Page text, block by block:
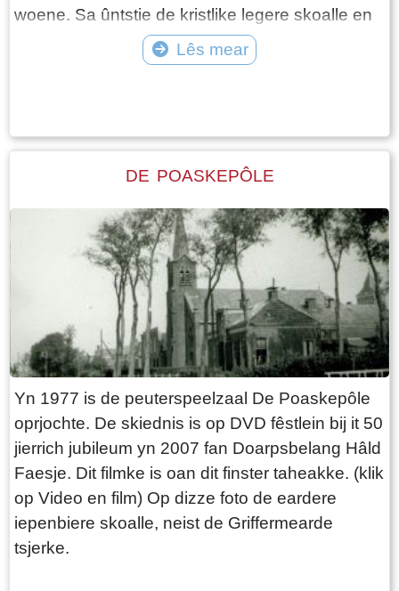
woene. Sa ûntstie de kristlike legere skoalle en
de kristlike beukerskoalle yn Easterein. De
earste 10 jier fan de Kristlike Skoalle yn
pioniersjierren fan it Kristlik Underwiis yn
Easterein (gemeente Hinnaarderadiel). De tekst
de perioade 1870–1880 en sketst in
libbenichbyld fan de maatskiplike, finansjele en
praktyske útdagings dêr't de doarpsmienskip
destiids foar stie. It dokumint is destiids sekuer
byhâlden troch sekretaris W. de Roos Oz. It
ferslach is gronologysk en tematysk opboud rûn
de folgjende 4 kearnpunten: De Oanlieding:
Untefredenheid ûnder otterdoks-kristlike
doarpsbewenners oer it ferdwinen fan de Bibel
út de iepenbiere skoalle fan master Baars. De
Realisaasje: De snelle oprjochting fan in
skoalbestjoer, it ferkrijen fan grûn, en de bou fan
de skoalle foar de som fan ƒ 2.395,- troch in
timmerfeint út Welsrip. Personele Útdagings: De
oanstelling fan haadûnderwizer A. Langhout en
Lês mear
DE POASKEPÔLE
Yn 1977 is de peuterspeelzaal De Poaskepôle
oprjochte. De skiednis is op DVD fêstlein bij it 50
jierrich jubileum yn 2007 fan Doarpsbelang Hâld
Faesje. Dit filmke is oan dit finster taheakke. (klik
op Video en film) Op dizze foto de eardere
iepenbiere skoalle, neist de Griffermearde
tsjerke.